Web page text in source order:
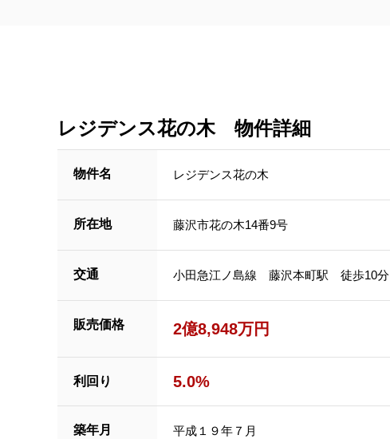
レジデンス花の木 物件詳細
物件名 レジデンス花の木
所在地 藤沢市花の木14番9号
交通 小田急江ノ島線 藤沢本町駅 徒歩10分
販売価格 2億8,948万円
利回り 5.0%
築年月 平成１９年７月